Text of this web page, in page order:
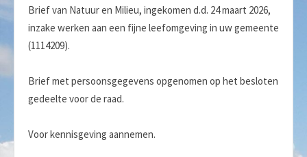
Brief van Natuur en Milieu, ingekomen d.d. 24 maart 2026,
inzake werken aan een fijne leefomgeving in uw gemeente
(1114209).
Brief met persoonsgegevens opgenomen op het besloten
gedeelte voor de raad.
Voor kennisgeving aannemen.